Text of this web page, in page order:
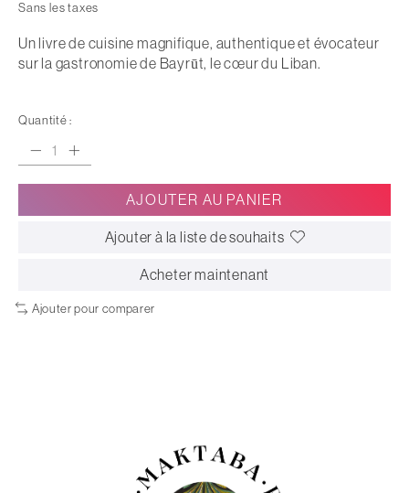
Sans les taxes
Un livre de cuisine magnifique, authentique et évocateur
sur la gastronomie de Bayrūt, le cœur du Liban.
Quantité :
AJOUTER AU PANIER
Ajouter à la liste de souhaits
Acheter maintenant
Ajouter pour comparer